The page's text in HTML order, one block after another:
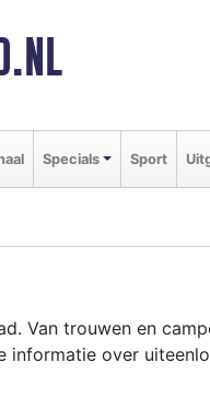
Specials Sport
Van trouwen en
informatie over